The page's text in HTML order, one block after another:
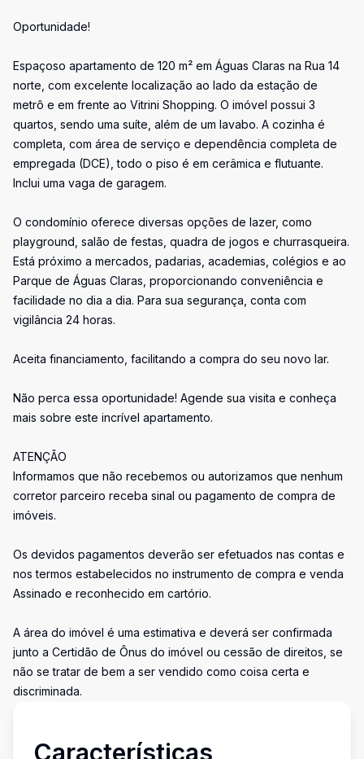
Oportunidade!
Espaçoso apartamento de 120 m² em Águas Claras na Rua 14
norte, com excelente localização ao lado da estação de
metrô e em frente ao Vitrini Shopping. O imóvel possui 3
quartos, sendo uma suíte, além de um lavabo. A cozinha é
completa, com área de serviço e dependência completa de
empregada (DCE), todo o piso é em cerâmica e flutuante.
Inclui uma vaga de garagem.
O condomínio oferece diversas opções de lazer, como
playground, salão de festas, quadra de jogos e churrasqueira.
Está próximo a mercados, padarias, academias, colégios e ao
Parque de Águas Claras, proporcionando conveniência e
facilidade no dia a dia. Para sua segurança, conta com
vigilância 24 horas.
Aceita financiamento, facilitando a compra do seu novo lar.
Não perca essa oportunidade! Agende sua visita e conheça
mais sobre este incrível apartamento.
ATENÇÃO
Informamos que não recebemos ou autorizamos que nenhum
corretor parceiro receba sinal ou pagamento de compra de
imóveis.
Os devidos pagamentos deverão ser efetuados nas contas e
nos termos estabelecidos no instrumento de compra e venda
Assinado e reconhecido em cartório.
A área do imóvel é uma estimativa e deverá ser confirmada
junto a Certidão de Ônus do imóvel ou cessão de direitos, se
não se tratar de bem a ser vendido como coisa certa e
discriminada.
Características